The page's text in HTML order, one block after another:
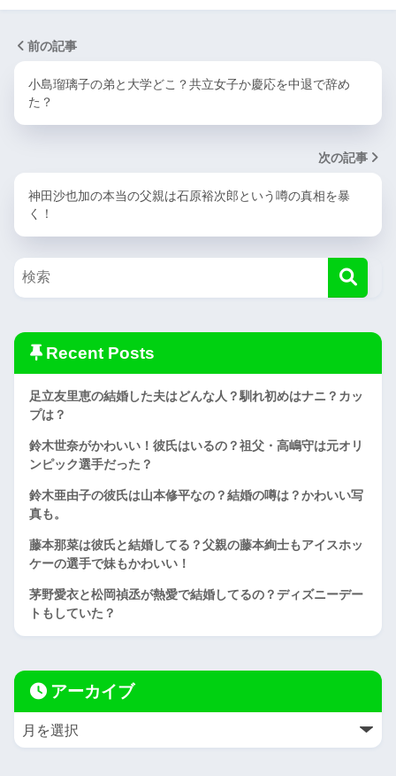
前の記事
小島瑠璃子の弟と大学どこ？共立女子か慶応を中退で辞め
た？
次の記事
神田沙也加の本当の父親は石原裕次郎という噂の真相を暴
く！
Recent Posts
足立友里恵の結婚した夫はどんな人？馴れ初めはナニ？カッ
プは？
鈴木世奈がかわいい！彼氏はいるの？祖父・高嶋守は元オリ
ンピック選手だった？
鈴木亜由子の彼氏は山本修平なの？結婚の噂は？かわいい写
真も。
藤本那菜は彼氏と結婚してる？父親の藤本絢士もアイスホッ
ケーの選手で妹もかわいい！
茅野愛衣と松岡禎丞が熱愛で結婚してるの？ディズニーデー
トもしていた？
アーカイブ